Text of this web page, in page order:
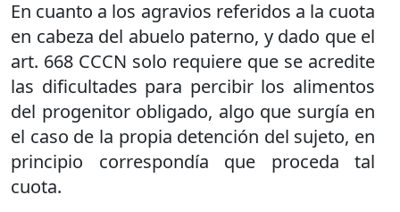
En cuanto a los agravios referidos a la cuota
en cabeza del abuelo paterno, y dado que el
art. 668 CCCN solo requiere que se acredite
las dificultades para percibir los alimentos
del progenitor obligado, algo que surgía en
el caso de la propia detención del sujeto, en
principio correspondía que proceda tal
cuota.